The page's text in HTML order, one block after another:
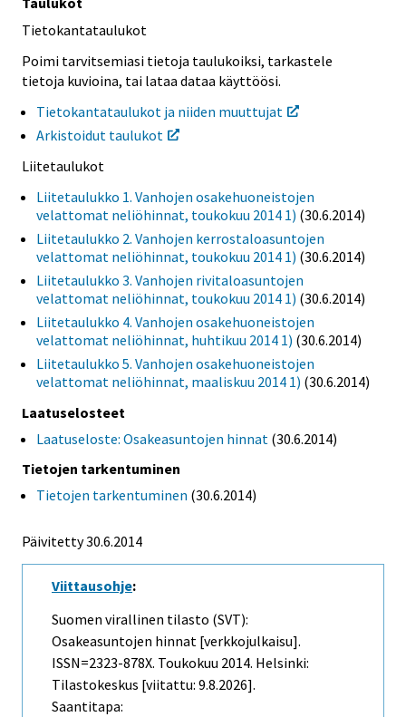
Tietokantataulukot
Poimi tarvitsemiasi tietoja taulukoiksi, tarkastele
tietoja kuvioina, tai lataa dataa käyttöösi.
Tietokantataulukot ja niiden muuttujat
Arkistoidut taulukot
Liitetaulukot
Liitetaulukko 1. Vanhojen osakehuoneistojen
velattomat neliöhinnat, toukokuu 2014 1) (30.6.2014)
Liitetaulukko 2. Vanhojen kerrostaloasuntojen
velattomat neliöhinnat, toukokuu 2014 1) (30.6.2014)
Liitetaulukko 3. Vanhojen rivitaloasuntojen
velattomat neliöhinnat, toukokuu 2014 1) (30.6.2014)
Liitetaulukko 4. Vanhojen osakehuoneistojen
velattomat neliöhinnat, huhtikuu 2014 1) (30.6.2014)
Liitetaulukko 5. Vanhojen osakehuoneistojen
velattomat neliöhinnat, maaliskuu 2014 1) (30.6.2014)
Laatuselosteet
Laatuseloste: Osakeasuntojen hinnat (30.6.2014)
Tietojen tarkentuminen
Tietojen tarkentuminen (30.6.2014)
Päivitetty 30.6.2014
Viittausohje:
Suomen virallinen tilasto (SVT):
Osakeasuntojen hinnat [verkkojulkaisu].
ISSN=2323-878X. Toukokuu 2014. Helsinki:
Tilastokeskus [viitattu: 9.8.2026].
Saantitapa: